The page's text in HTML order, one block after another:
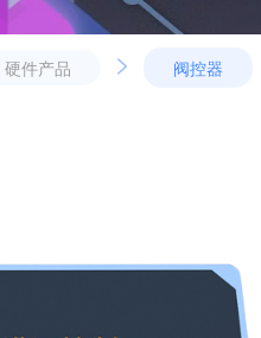
硬件产品 阀控器